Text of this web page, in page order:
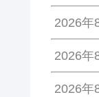
2026年
2026年
2026年